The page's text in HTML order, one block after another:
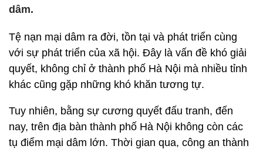
dâm.
Tệ nạn mại dâm ra đời, tồn tại và phát triển cùng
với sự phát triển của xã hội. Đây là vấn đề khó giải
quyết, không chỉ ở thành phố Hà Nội mà nhiều tỉnh
khác cũng gặp những khó khăn tương tự.
Tuy nhiên, bằng sự cương quyết đấu tranh, đến
nay, trên địa bàn thành phố Hà Nội không còn các
tụ điểm mại dâm lớn. Thời gian qua, công an thành